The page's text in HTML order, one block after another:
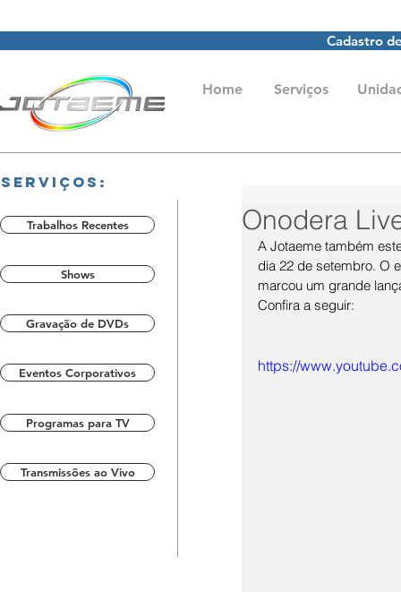
Cadastro
Home Serviços
Serviços:
Trabalhos Recentes
Shows
Gravação de DVDs
Eventos Corporativos
Programas para TV
Transmissões ao Vivo
Onodera
A Jotaeme também
dia 22 de setembro. O
marcou um grande
Confira a seguir:
https://